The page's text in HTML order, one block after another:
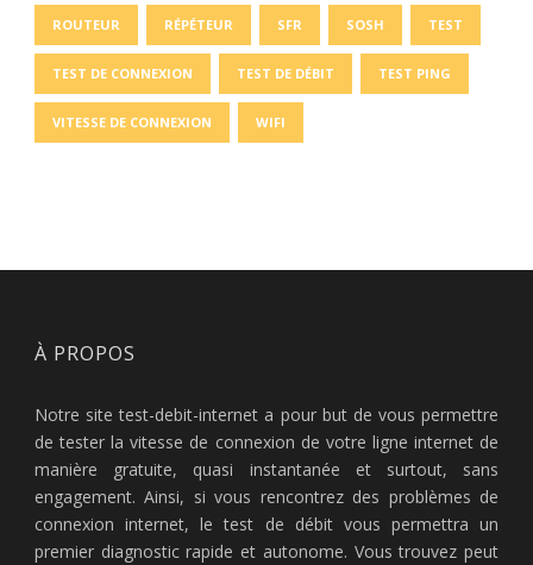
ROUTEUR RÉPÉTEUR SFR SOSH TEST
TEST DE CONNEXION TEST DE DÉBIT TEST PING
VITESSE DE CONNEXION WIFI
À PROPOS
Notre site test-debit-internet a pour but de vous permettre
de tester la vitesse de connexion de votre ligne internet de
manière gratuite, quasi instantanée et surtout, sans
engagement. Ainsi, si vous rencontrez des problèmes de
connexion internet, le test de débit vous permettra un
premier diagnostic rapide et autonome. Vous trouvez peut